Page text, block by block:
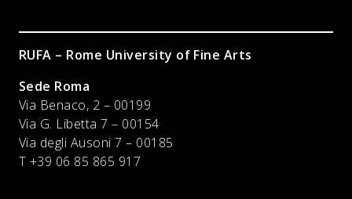
RUFA – Rome University of Fine Arts
Sede Roma
Via Benaco, 2 – 00199
Via G. Libetta 7 – 00154
Via degli Ausoni 7 – 00185
T +39 06 85 865 917